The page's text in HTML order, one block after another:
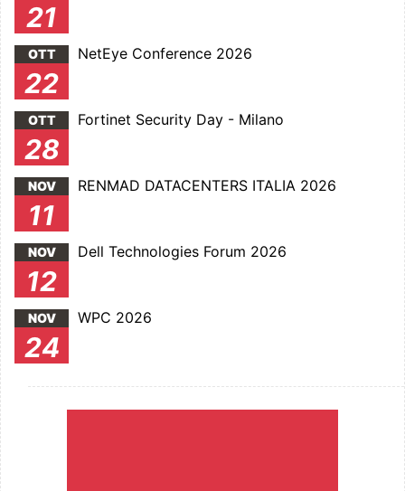
21
OTT
22
NetEye Conference 2026
OTT
28
Fortinet Security Day - Milano
NOV
11
RENMAD DATACENTERS ITALIA 2026
NOV
12
Dell Technologies Forum 2026
NOV
24
WPC 2026